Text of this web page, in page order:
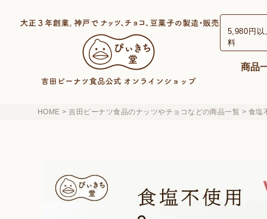
5,980円以
料
商品
HOME 吉田ピーナツ食品のナッツやチョコなどの商品一覧 食塩